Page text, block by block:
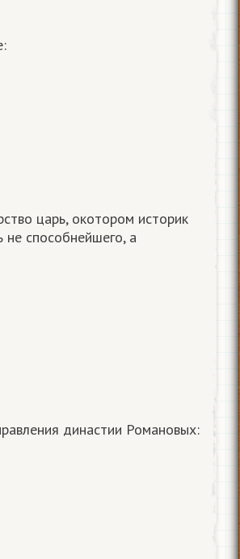
царь, окотором историк
не способнейшего, а
династии Романовых: